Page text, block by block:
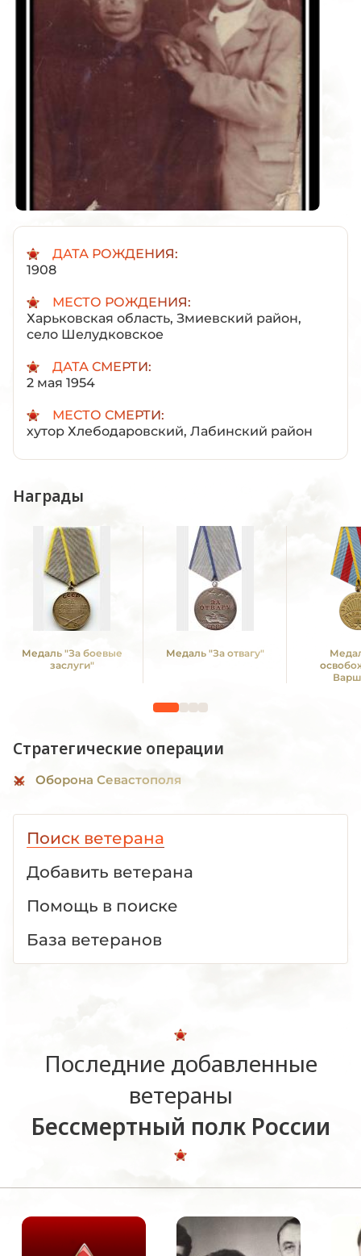
ДАТА РОЖДЕНИЯ:
1908
МЕСТО РОЖДЕНИЯ:
Харьковская область, Змиевский район,
село Шелудковское
ДАТА СМЕРТИ:
2 мая 1954
МЕСТО СМЕРТИ:
хутор Хлебодаровский, Лабинский район
Награды
Медаль "За боевые
заслуги"
Медаль "За отвагу"
Стратегические операции
Оборона Севастополя
Поиск ветерана
Добавить ветерана
Помощь в поиске
База ветеранов
Последние добавленные
ветераны
Бессмертный полк России